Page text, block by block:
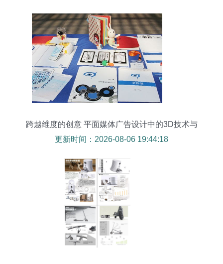
跨越维度的创意 平面媒体广告设计中的3D技术与
艺术融合
更新时间：2026-08-06 19:44:18